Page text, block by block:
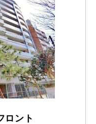
ロント